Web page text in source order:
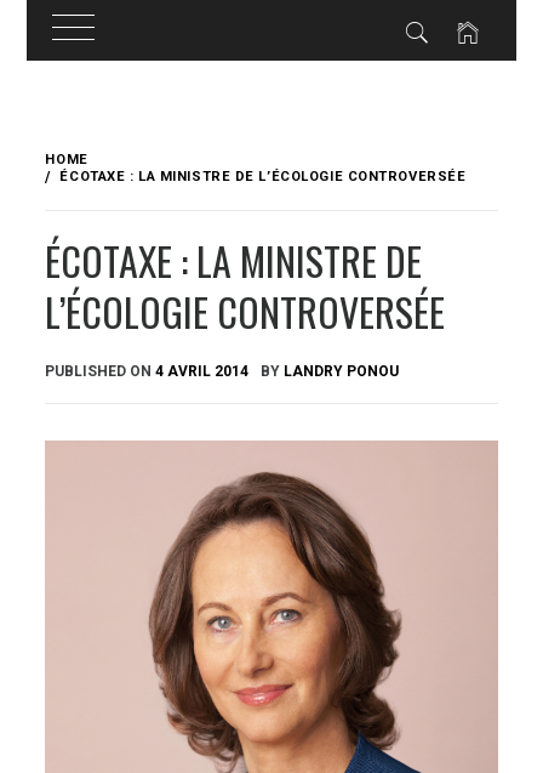
content
HOME
ÉCOTAXE : LA MINISTRE DE L’ÉCOLOGIE CONTROVERSÉE
ÉCOTAXE : LA MINISTRE DE
L’ÉCOLOGIE CONTROVERSÉE
PUBLISHED ON4 AVRIL 2014 BY LANDRY PONOU